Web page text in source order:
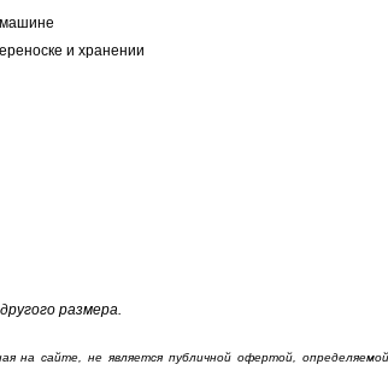
и хранении
размера.
на сайте, не является публичной офертой,